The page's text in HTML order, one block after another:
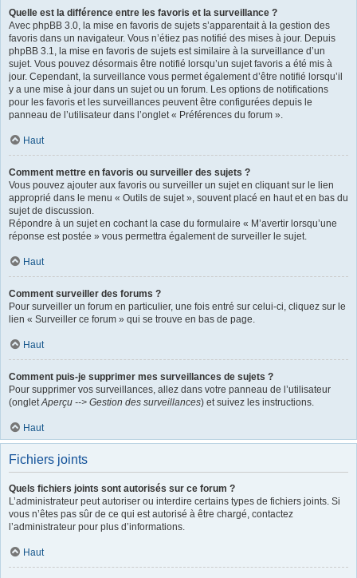
Quelle est la différence entre les favoris et la surveillance ?
Avec phpBB 3.0, la mise en favoris de sujets s’apparentait à la gestion des
favoris dans un navigateur. Vous n’étiez pas notifié des mises à jour. Depuis
phpBB 3.1, la mise en favoris de sujets est similaire à la surveillance d’un
sujet. Vous pouvez désormais être notifié lorsqu’un sujet favoris a été mis à
jour. Cependant, la surveillance vous permet également d’être notifié lorsqu’il
y a une mise à jour dans un sujet ou un forum. Les options de notifications
pour les favoris et les surveillances peuvent être configurées depuis le
panneau de l’utilisateur dans l’onglet « Préférences du forum ».
Haut
Comment mettre en favoris ou surveiller des sujets ?
Vous pouvez ajouter aux favoris ou surveiller un sujet en cliquant sur le lien
approprié dans le menu « Outils de sujet », souvent placé en haut et en bas du
sujet de discussion.
Répondre à un sujet en cochant la case du formulaire « M’avertir lorsqu’une
réponse est postée » vous permettra également de surveiller le sujet.
Haut
Comment surveiller des forums ?
Pour surveiller un forum en particulier, une fois entré sur celui-ci, cliquez sur le
lien « Surveiller ce forum » qui se trouve en bas de page.
Haut
Comment puis-je supprimer mes surveillances de sujets ?
Pour supprimer vos surveillances, allez dans votre panneau de l’utilisateur
(ongletAperçu --> Gestion des surveillances) et suivez les instructions.
Haut
Fichiers joints
Quels fichiers joints sont autorisés sur ce forum ?
L’administrateur peut autoriser ou interdire certains types de fichiers joints. Si
vous n’êtes pas sûr de ce qui est autorisé à être chargé, contactez
l’administrateur pour plus d’informations.
Haut